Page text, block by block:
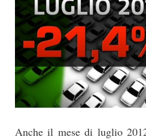
Anche il mese di luglio